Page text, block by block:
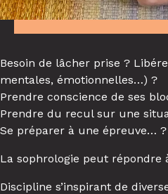
Besoin de lâcher prise ?
mentales, émotionnelles…) ?
Prendre conscience de ses
Prendre du recul sur une
Se préparer à une épreuve… ?
La sophrologie peut répondre
Discipline s’inspirant de